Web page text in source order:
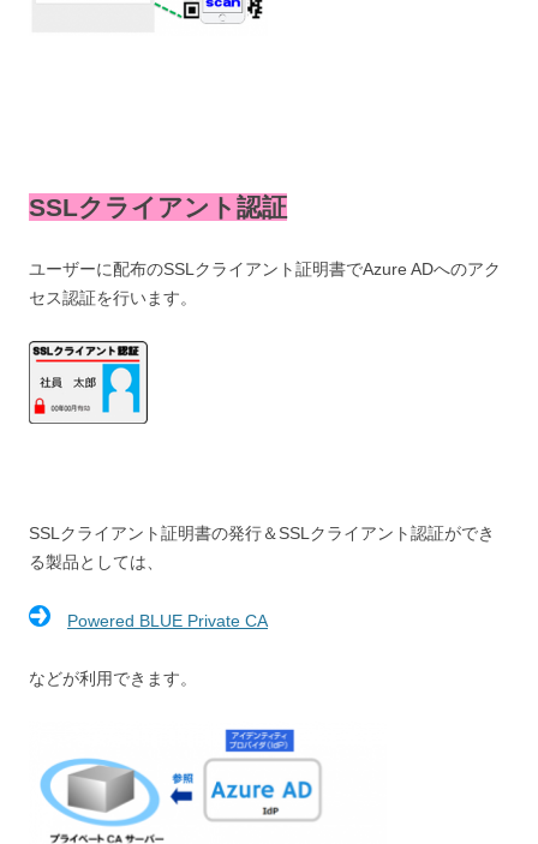
SSLクライアント認証
ユーザーに配布のSSLクライアント証明書でAzure ADへのアク
セス認証を行います。
SSLクライアント証明書の発行＆SSLクライアント認証ができ
る製品としては、
Powered BLUE Private CA
などが利用できます。